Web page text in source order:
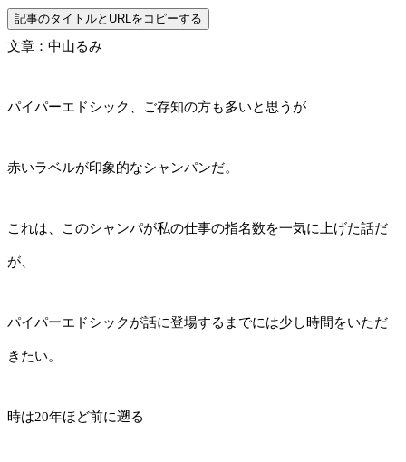
記事のタイトルとURLをコピーする
文章：中山るみ
パイパーエドシック、ご存知の方も多いと思うが
赤いラベルが印象的なシャンパンだ。
これは、このシャンパが私の仕事の指名数を一気に上げた話だ
が、
パイパーエドシックが話に登場するまでには少し時間をいただ
きたい。
時は20年ほど前に遡る